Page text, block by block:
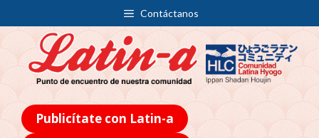
Contáctanos
Publicítate con Latin-a